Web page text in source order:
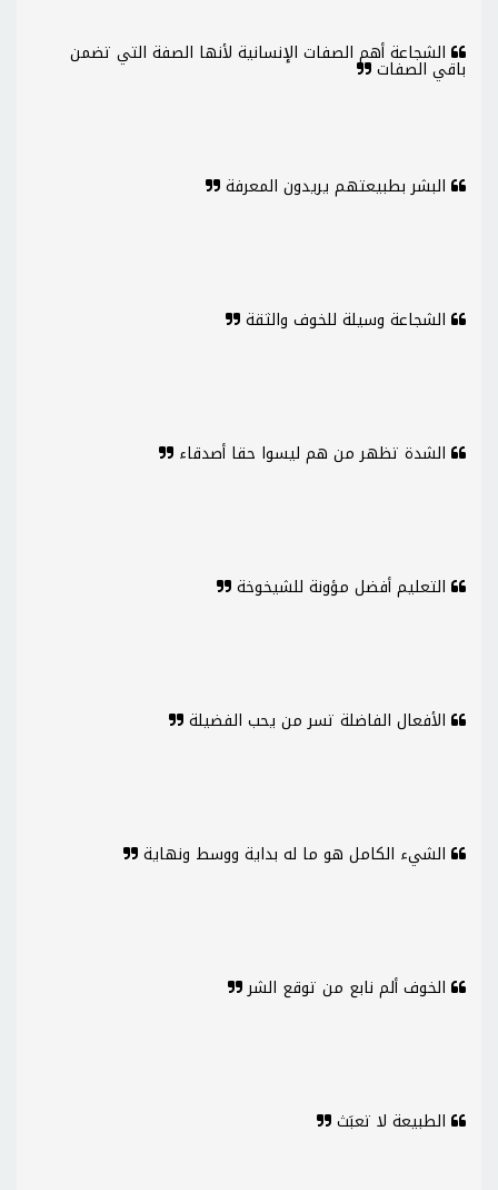
الشجاعة أهم الصفات الإنسانية لأنها الصفة التي تضمن
باقي الصفات
البشر بطبيعتهم يريدون المعرفة
الشجاعة وسيلة للخوف والثقة
الشدة تظهر من هم ليسوا حقا أصدقاء
التعليم أفضل مؤونة للشيخوخة
الأفعال الفاضلة تسر من يحب الفضيلة
الشيء الكامل هو ما له بداية ووسط ونهاية
الخوف ألم نابع من توقع الشر
الطبيعة لا تعبَث